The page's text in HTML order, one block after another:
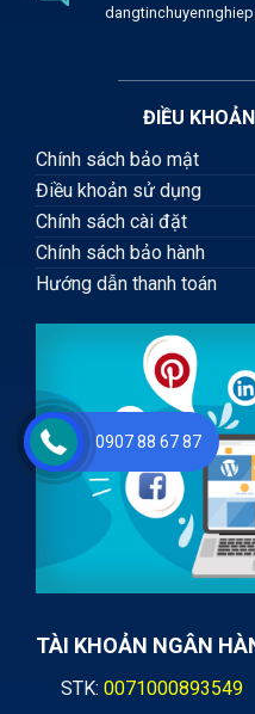
ĐIỀU
Chính sách bảo mật
Điều khoản sử dụng
Chính sách cài đặt
Chính sách bảo hành
Hướng dẫn thanh toán
TÀI KHOẢN NGÂN
STK: 0071000893549
0907 88 67 87